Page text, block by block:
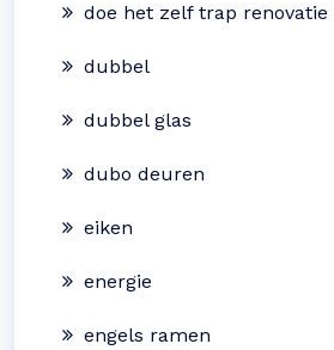
doe het zelf trap renovatie
dubbel
dubbel glas
dubo deuren
eiken
energie
engels ramen